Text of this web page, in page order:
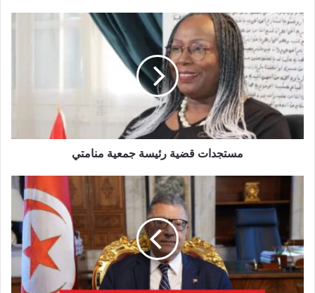
مستجدات قضية رئيسة جمعية منامتي